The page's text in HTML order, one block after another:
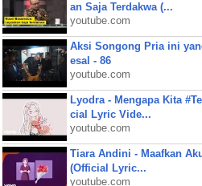
an Saja Terdakwa (...
youtube.com
Aksi Songong Pria ini
esal - 86
youtube.com
Lyodra - Mengapa Kita
cial Lyric Vide...
youtube.com
Tiara Andini - Maafkan
(Official Lyric...
youtube.com